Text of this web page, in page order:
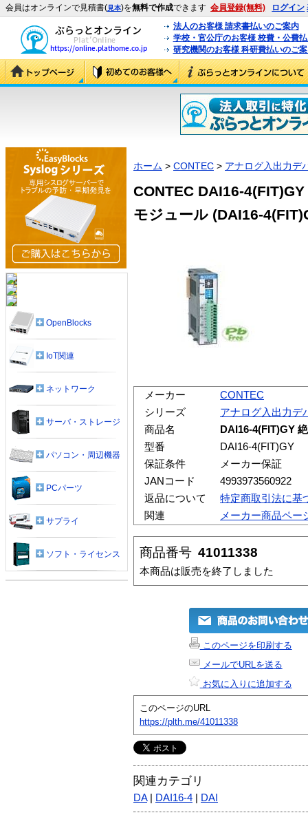
会員はオンラインで見積書(見本)を無料で作成できます 会員登録(無料) ログイン
法人のお客様 請求書払いのご案内
学校・官公庁のお客様 校費・公費
研究機関のお客様 科研費払いのご
ホーム > CONTEC > アナログ入出力デ
CONTEC DAI16-
モジュール (DAI16-
メーカー
CONTEC
シリーズ
アナログ入出力デ
商品名
DAI16-4(FIT)GY
型番
DAI16-4(FIT)GY
保証条件
メーカー保証
JANコード
4993973560922
返品について
特定商取引法に基
関連
メーカー商品ペー
商品番号 41011338
本商品は販売を終了しました
このページを印刷する
メールでURLを送る
お気に入りに追加する
このページのURL
https://plth.me/41011338
関連カテゴリ
DA| DAI16-4 DAI
OpenBlocks
IoT関連
ネットワーク
サーバ・ストレージ
パソコン・周辺機器
PCパーツ
サプライ
ソフト・ライセンス